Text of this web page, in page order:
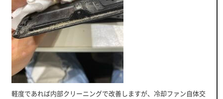
軽度であれば内部クリーニングで改善しますが、冷却ファン自体交